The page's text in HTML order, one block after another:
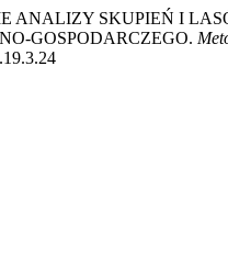
ANALIZY SKUPIEŃ I
GOSPODARCZEGO.